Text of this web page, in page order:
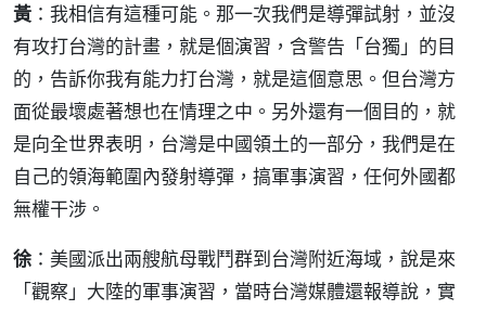
黃 ：我相信有這種可能。那一次我們是導彈試射，並沒
有攻打台灣的計畫，就是個演習，含警告「台獨」的目
的，告訴你我有能力打台灣，就是這個意思。但台灣方
面從最壞處著想也在情理之中。另外還有一個目的，就
是向全世界表明，台灣是中國領土的一部分，我們是在
自己的領海範圍內發射導彈，搞軍事演習，任何外國都
無權干涉。
徐 ：美國派出兩艘航母戰鬥群到台灣附近海域，說是來
「觀察」大陸的軍事演習，當時台灣媒體還報導說，實